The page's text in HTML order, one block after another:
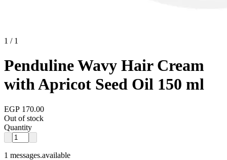
1 / 1
Penduline Wavy Hair Cream
with Apricot Seed Oil 150 ml
EGP 170.00
Out of stock
Quantity
1 messages.available